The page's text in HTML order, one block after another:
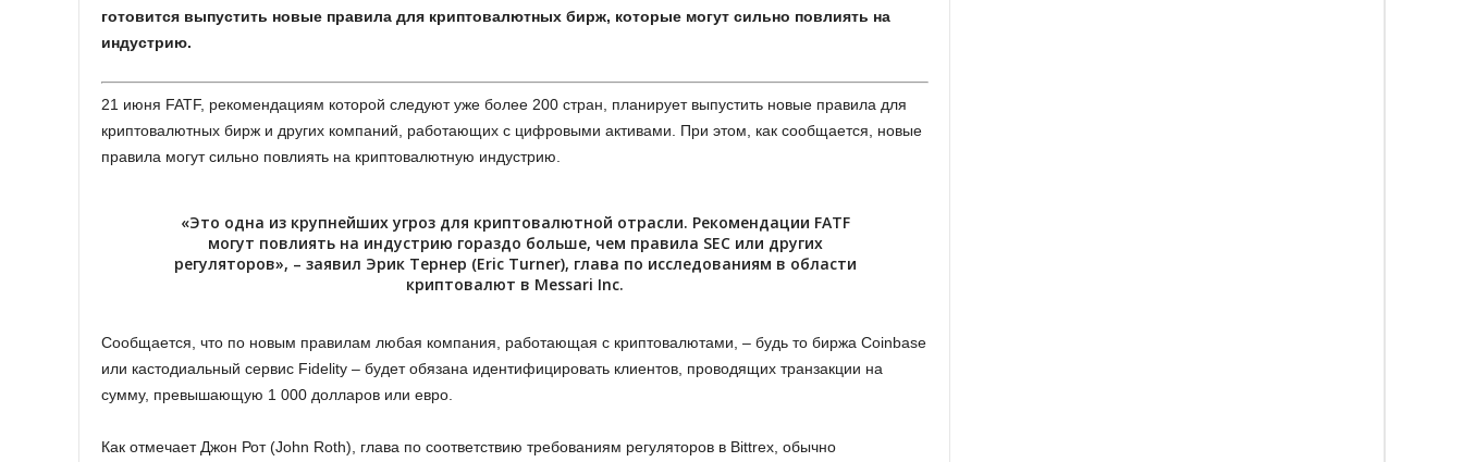
готовится выпустить новые правила для криптовалютных бирж, которые могут сильно повлиять на
индустрию.
21 июня FATF, рекомендациям которой следуют уже более 200 стран, планирует выпустить новые правила для
криптовалютных бирж и других компаний, работающих с цифровыми активами. При этом, как сообщается, новые
правила могут сильно повлиять на криптовалютную индустрию.
«Это одна из крупнейших угроз для криптовалютной отрасли. Рекомендации FATF
могут повлиять на индустрию гораздо больше, чем правила SEC или других
регуляторов», – заявил Эрик Тернер (Eric Turner), глава по исследованиям в области
криптовалют в Messari Inc.
Сообщается, что по новым правилам любая компания, работающая с криптовалютами, – будь то биржа Coinbase
или кастодиальный сервис Fidelity – будет обязана идентифицировать клиентов, проводящих транзакции на
сумму, превышающую 1 000 долларов или евро.
Как отмечает Джон Рот (John Roth), глава по соответствию требованиям регуляторов в Bittrex, обычно